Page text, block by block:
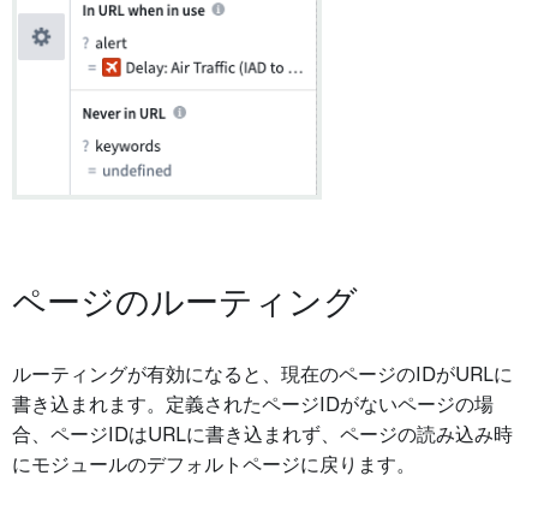
ページのルーティング
ルーティングが有効になると、現在のページのIDがURLに
書き込まれます。定義されたページIDがないページの場
合、ページIDはURLに書き込まれず、ページの読み込み時
にモジュールのデフォルトページに戻ります。